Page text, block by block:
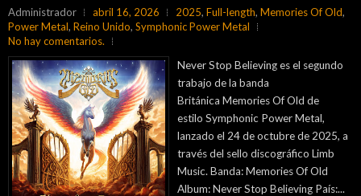
Administrador abril 16, 2026 2025, Full-length, Memories Of Old,
Power Metal, Reino Unido, Symphonic Power Metal
No hay comentarios.
Never Stop Believing es el segundo
trabajo de la banda
Británica Memories Of Old de
estilo Symphonic Power Metal,
lanzado el 24 de octubre de 2025, a
través del sello discográfico Limb
Music. Banda: Memories Of Old
Album: Never Stop Believing País:...